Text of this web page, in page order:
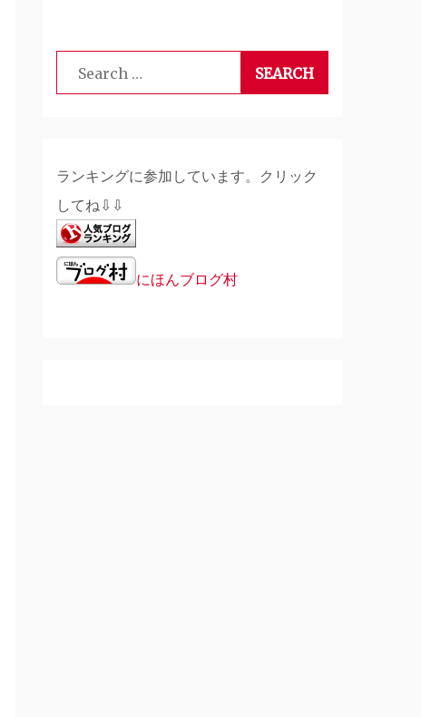
Search
for:
ランキングに参加しています。クリック
してね⇩⇩
にほんブログ村